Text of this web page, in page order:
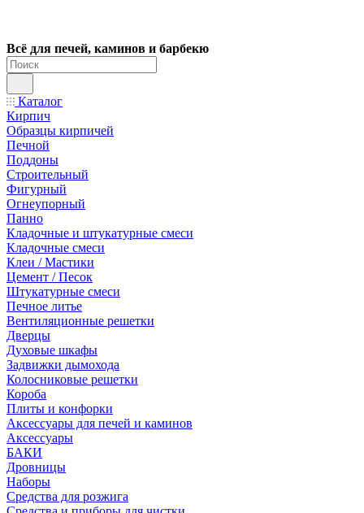
Всё для печей, каминов и барбекю
Каталог
Кирпич
Образцы кирпичей
Печной
Поддоны
Строительный
Фигурный
Огнеупорный
Панно
Кладочные и штукатурные смеси
Кладочные смеси
Клеи / Мастики
Цемент / Песок
Штукатурные смеси
Печное литье
Вентиляционные решетки
Дверцы
Духовые шкафы
Задвижки дымохода
Колосниковые решетки
Короба
Плиты и конфорки
Аксессуары для печей и каминов
Аксессуары
БАКИ
Дровницы
Наборы
Средства для розжига